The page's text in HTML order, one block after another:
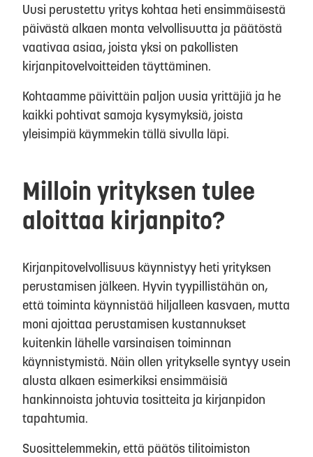
Uusi perustettu yritys kohtaa heti ensimmäisestä
päivästä alkaen monta velvollisuutta ja päätöstä
vaativaa asiaa, joista yksi on pakollisten
kirjanpitovelvoitteiden täyttäminen.
Kohtaamme päivittäin paljon uusia yrittäjiä ja he
kaikki pohtivat samoja kysymyksiä, joista
yleisimpiä käymmekin tällä sivulla läpi.
Milloin yrityksen tulee
aloittaa kirjanpito?
Kirjanpitovelvollisuus käynnistyy heti yrityksen
perustamisen jälkeen. Hyvin tyypillistähän on,
että toiminta käynnistää hiljalleen kasvaen, mutta
moni ajoittaa perustamisen kustannukset
kuitenkin lähelle varsinaisen toiminnan
käynnistymistä. Näin ollen yritykselle syntyy usein
alusta alkaen esimerkiksi ensimmäisiä
hankinnoista johtuvia tositteita ja kirjanpidon
tapahtumia.
Suosittelemmekin, että päätös tilitoimiston